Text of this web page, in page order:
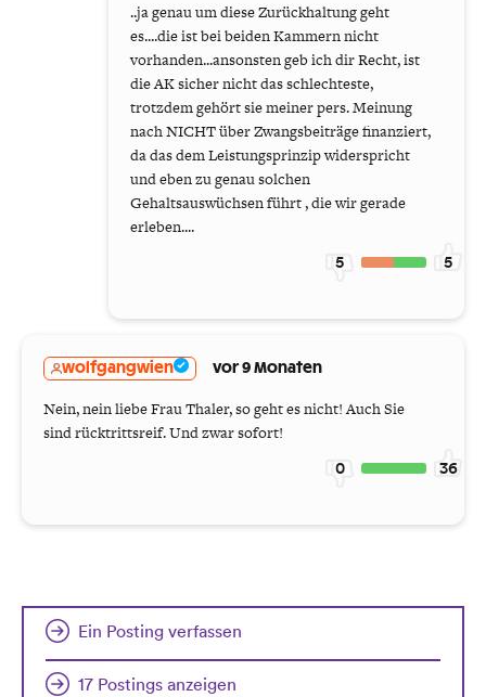
..ja genau um diese Zurückhaltung geht
es....die ist bei beiden Kammern nicht
vorhanden...ansonsten geb ich dir Recht, ist
die AK sicher nicht das schlechteste,
trotzdem gehört sie meiner pers. Meinung
nach NICHT über Zwangsbeiträge finanziert,
da das dem Leistungsprinzip widerspricht
und eben zu genau solchen
Gehaltsauswüchsen führt , die wir gerade
erleben....
5 5
wolfgangwien vor 9 Monaten
Nein, nein liebe Frau Thaler, so geht es nicht! Auch Sie
sind rücktrittsreif. Und zwar sofort!
0 36
Ein Posting verfassen
17 Postings anzeigen